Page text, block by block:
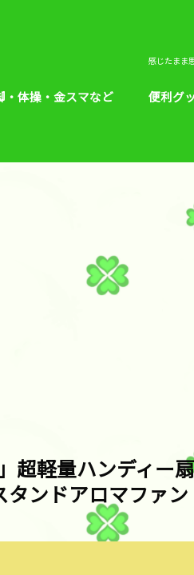
感じたまま
・体操・金スマなど 便利グ
芸能
ヒル
めざ
超軽量ハンディー
ンドアロマファン